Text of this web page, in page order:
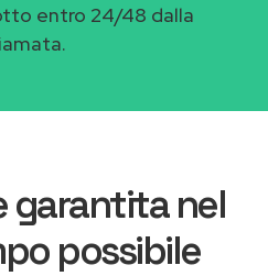
entro 24/48 dalla
garantita nel
possibile